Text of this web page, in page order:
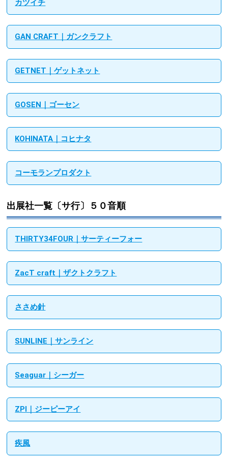
カツイチ
GAN CRAFT｜ガンクラフト
GETNET｜ゲットネット
GOSEN｜ゴーセン
KOHINATA｜コヒナタ
コーモランプロダクト
出展社一覧〔サ行〕５０音順
THIRTY34FOUR｜サーティーフォー
ZacT craft｜ザクトクラフト
ささめ針
SUNLINE｜サンライン
Seaguar｜シーガー
ZPI｜ジーピーアイ
疾風